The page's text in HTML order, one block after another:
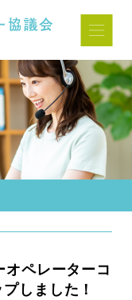
ペレーターコ
しました！